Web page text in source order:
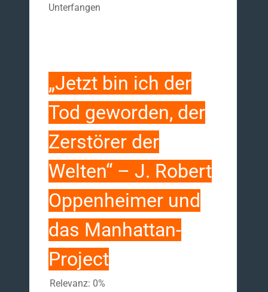
Unterfangen
„Jetzt bin ich der
Tod geworden, der
Zerstörer der
Welten“ – J. Robert
Oppenheimer und
das Manhattan-
Project
Relevanz: 0%